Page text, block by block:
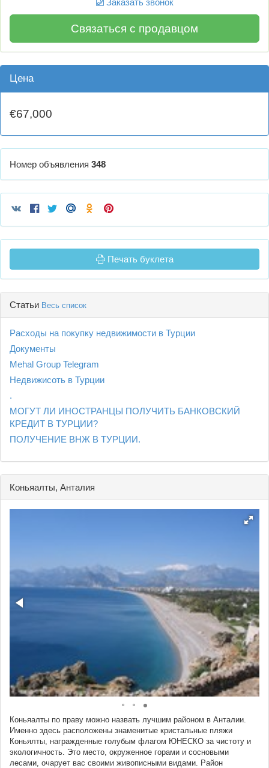
Связаться с продавцом
Цена
€67,000
Номер объявления 348
Печать буклета
Статьи Весь список
Расходы на покупку недвижимости в Турции
Документы
Mehal Group Telegram
Недвижисоть в Турции
.
МОГУТ ЛИ ИНОСТРАНЦЫ ПОЛУЧИТЬ БАНКОВСКИЙ
КРЕДИТ В ТУРЦИИ?
ПОЛУЧЕНИЕ ВНЖ В ТУРЦИИ.
Коньяалты, Анталия
Коньяалты по праву можно назвать лучшим районом в Анталии.
Именно здесь расположены знаменитые кристальные пляжи
Коньялты, награжденные голубым флагом ЮНЕСКО за чистоту и
экологичность. Это место, окруженное горами и сосновыми
лесами, очарует вас своими живописными видами. Район